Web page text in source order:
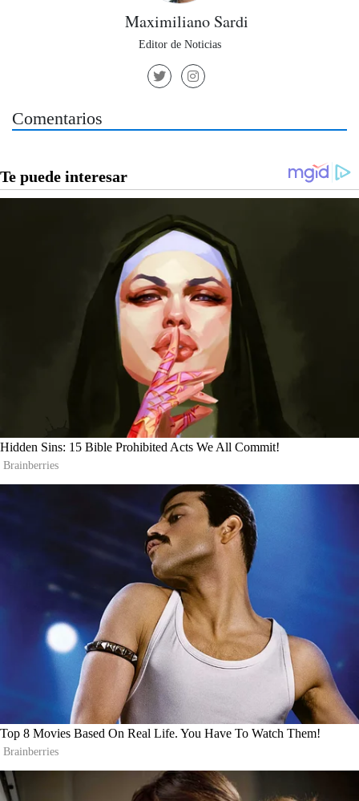
Maximiliano Sardi
Editor de Noticias
Comentarios